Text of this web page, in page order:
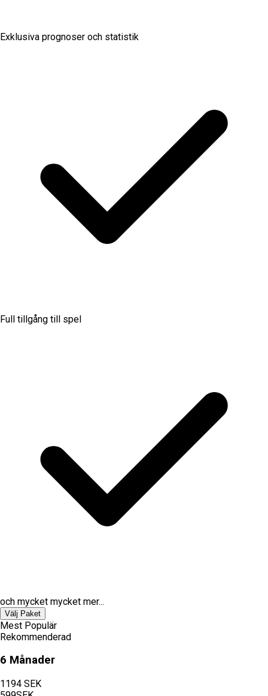
Exklusiva prognoser och statistik
Full tillgång till spel
och mycket mycket mer...
Välj Paket
Mest Populär
Rekommenderad
6 Månader
1194 SEK